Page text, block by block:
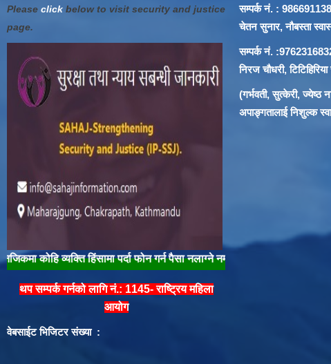
Please click below to visit security and justice
page.
व्यक्ति हिंसामा पर्दा फोन गर्न पैसा नलाग्ने नम्बर १००/१०४ मा फोन गरी तुरुन्त
थप सम्पर्क गर्नको लागि नं.: 1145- राष्ट्रिय महिला
आयोग
वेबसाईट भिजिटर संख्या :
सम्पर्क नं. :
चेतन सुनार, नौबस्ता
सम्पर्क नं.
निरज चौधरी,
(गर्भवती, सुत्केरी, ज्येष्ठ
अपाङ्गतालाई निशुल्क